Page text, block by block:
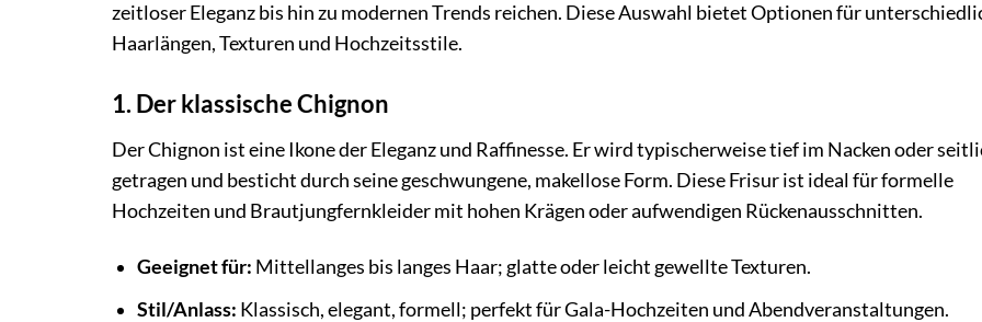
zeitloser Eleganz bis hin zu modernen Trends reichen. Diese Auswahl bietet Optionen für
Haarlängen, Texturen und Hochzeitsstile.
1. Der klassische Chignon
Der Chignon ist eine Ikone der Eleganz und Raffinesse. Er wird typischerweise tief im Nacken oder
getragen und besticht durch seine geschwungene, makellose Form. Diese Frisur ist ideal für formelle
Hochzeiten und Brautjungfernkleider mit hohen Krägen oder aufwendigen Rückenausschnitten.
Geeignet für: Mittellanges bis langes Haar; glatte oder leicht gewellte Texturen.
Stil/Anlass: Klassisch, elegant, formell; perfekt für Gala-Hochzeiten und Abendveranstaltungen.